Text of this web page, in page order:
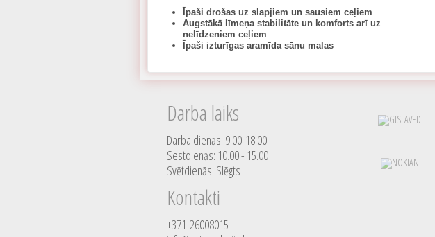
Īpaši drošas uz slapjiem un sausiem ceļiem
Augstākā līmeņa stabilitāte un komforts arī uz
nelīdzeniem ceļiem
Īpaši izturīgas aramīda sānu malas
Darba laiks
Darba dienās: 9.00-18.00
Sestdienās: 10.00 - 15.00
Svētdienās: Slēgts
Kontakti
+371 26008015